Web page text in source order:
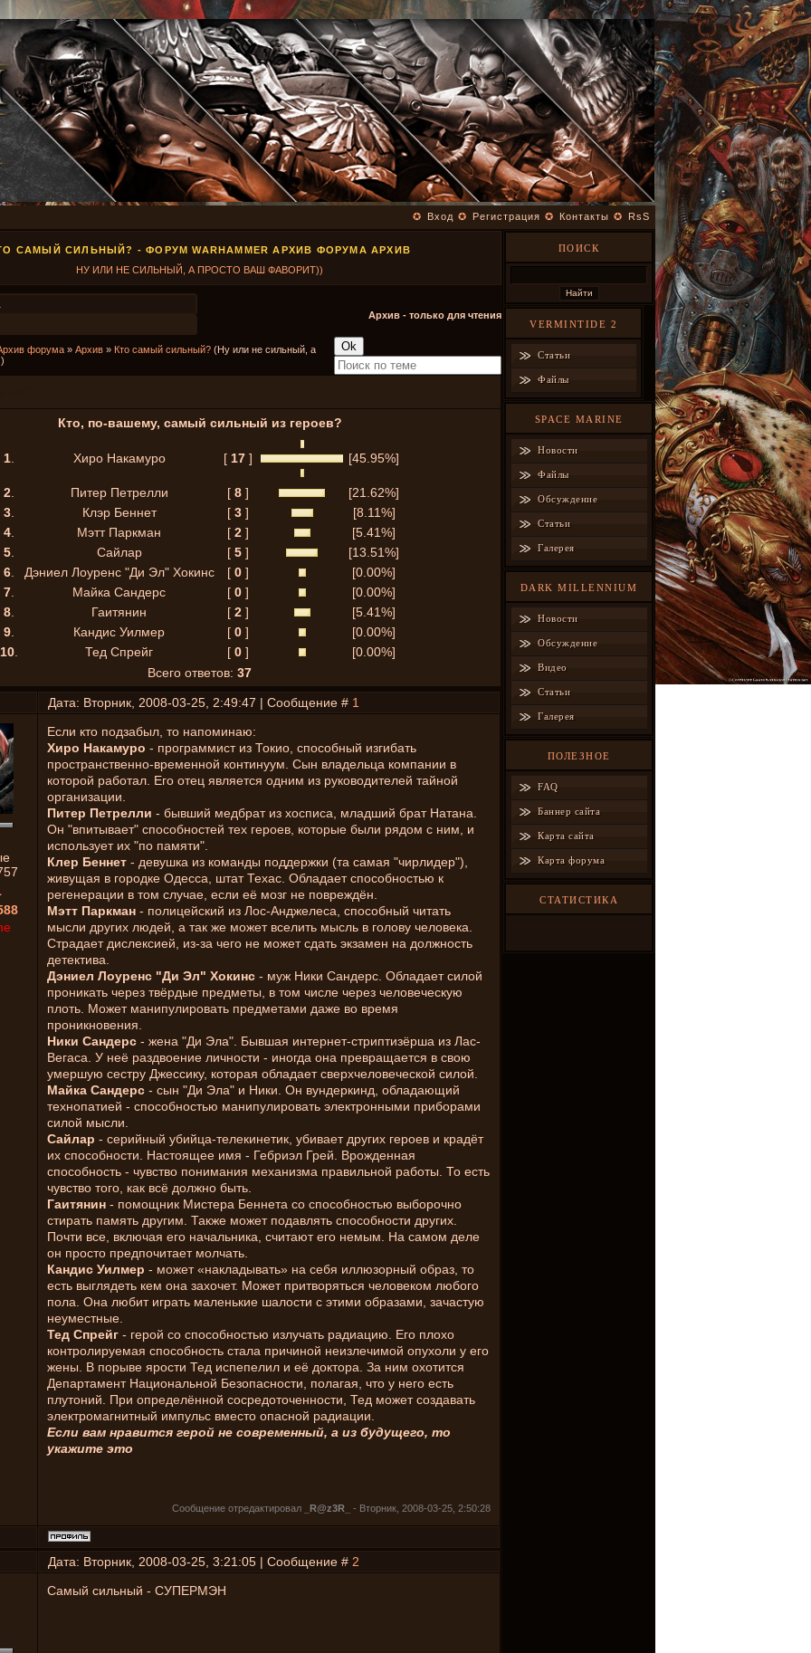
✪ Вход ✪ Регистрация ✪ Контакты ✪ RsS
САМЫЙ СИЛЬНЫЙ? - ФОРУМ WARHAMMER АРХИВ ФОРУМА АРХИВ
НУ ИЛИ НЕ СИЛЬНЫЙ, А ПРОСТО ВАШ ФАВОРИТ))
Архив - только для чтения
форума » Архив » Кто самый сильный? (Ну или не сильный, а
Кто, по-вашему, самый сильный из героев?
1 Хиро Накамуро [ 17] [45.95%]
2 Питер Петрелли [ 8]
[21.62%]
3
Клэр Беннет [ 3]
[8.11%]
4
Мэтт Паркман [ 2]
[5.41%]
5
Сайлар [ 5]
[13.51%]
6
Дэниел Лоуренс "Ди Эл" Хокинс [ 0]
[0.00%]
7
Майка Сандерс [ 0]
[0.00%]
8
Гаитянин [ 2]
[5.41%]
9
Кандис Уилмер [ 0]
[0.00%]
10
Тед Спрейг [ 0]
[0.00%]
Всего ответов: 37
Дата: Вторник, 2008-03-25, 2:49:47 | Сообщение # 1
Если кто подзабыл, то напоминаю:
Хиро Накамуро - программист из Токио, способный изгибать
пространственно-временной континуум. Сын владельца компании в
которой работал. Его отец является одним из руководителей тайной
организации.
Питер Петрелли - бывший медбрат из хосписа, младший брат Натана.
Он "впитывает" способностей тех героев, которые были рядом с ним, и
использует их "по памяти".
Клер Беннет - девушка из команды поддержки (та самая "чирлидер"),
живущая в городке Одесса, штат Техас. Обладает способностью к
регенерации в том случае, если её мозг не повреждён.
Мэтт Паркман - полицейский из Лос-Анджелеса, способный читать
мысли других людей, а так же может вселить мысль в голову человека.
Страдает дислексией, из-за чего не может сдать экзамен на должность
детектива.
Дэниел Лоуренс "Ди Эл" Хокинс - муж Ники Сандерс. Обладает силой
проникать через твёрдые предметы, в том числе через человеческую
плоть. Может манипулировать предметами даже во время
проникновения.
Ники Сандерс - жена "Ди Эла". Бывшая интернет-стриптизёрша из Лас-
Вегаса. У неё раздвоение личности - иногда она превращается в свою
умершую сестру Джессику, которая обладает сверхчеловеческой силой.
Майка Сандерс - сын "Ди Эла" и Ники. Он вундеркинд, обладающий
технопатией - способностью манипулировать электронными приборами
силой мысли.
Сайлар - серийный убийца-телекинетик, убивает других героев и крадёт
их способности. Настоящее имя - Гебриэл Грей. Врожденная
способность - чувство понимания механизма правильной работы. То есть
чувство того, как всё должно быть.
Гаитянин - помощник Мистера Беннета со способностью выборочно
стирать память другим. Также может подавлять способности других.
Почти все, включая его начальника, считают его немым. На самом деле
он просто предпочитает молчать.
Кандис Уилмер - может «накладывать» на себя иллюзорный образ, то
есть выглядеть кем она захочет. Может притворяться человеком любого
пола. Она любит играть маленькие шалости с этими образами, зачастую
неуместные.
Тед Спрейг - герой со способностью излучать радиацию. Его плохо
контролируемая способность стала причиной неизлечимой опухоли у его
жены. В порыве ярости Тед испепелил и её доктора. За ним охотится
Департамент Национальной Безопасности, полагая, что у него есть
плутоний. При определённой сосредоточенности, Тед может создавать
электромагнитный импульс вместо опасной радиации.
Если вам нравится герой не современный, а из будущего, то
укажите это
Сообщение отредактировал _R@z3R_ - Вторник, 2008-03-25, 2:50:28
Дата: Вторник, 2008-03-25, 3:21:05 | Сообщение # 2
Самый сильный - СУПЕРМЭН
ПОИСК
VERMINTIDE 2
Статьи
Файлы
SPACE MARINE
Новости
Файлы
Обсуждение
Статьи
Галерея
DARK MILLENNIUM
Новости
Обсуждение
Видео
Статьи
Галерея
ПОЛЕЗНОЕ
FAQ
Баннер сайта
Карта сайта
Карта форума
СТАТИСТИКА